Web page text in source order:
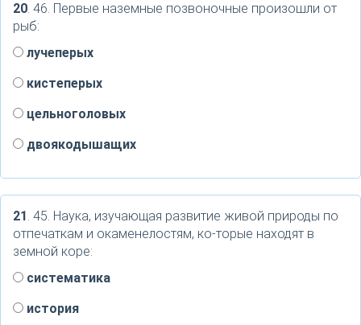
20. 46. Первые наземные позвоночные произошли от
рыб:
лучеперых
кистеперых
цельноголовых
двоякодышащих
21. 45. Наука, изучающая развитие живой природы по
отпечаткам и окаменелостям, ко-торые находят в
земной коре:
систематика
история